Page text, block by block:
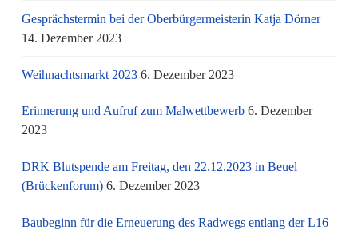
Gesprächstermin bei der Oberbürgermeisterin Katja Dörner
14. Dezember 2023
Weihnachtsmarkt 2023 6. Dezember 2023
Erinnerung und Aufruf zum Malwettbewerb 6. Dezember
2023
DRK Blutspende am Freitag, den 22.12.2023 in Beuel
(Brückenforum) 6. Dezember 2023
Baubeginn für die Erneuerung des Radwegs entlang der L16